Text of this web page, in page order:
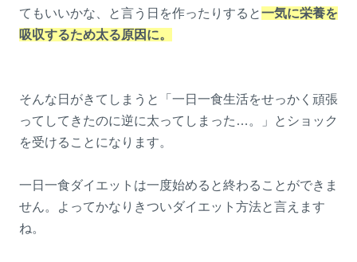
てもいいかな、と言う日を作ったりすると一気に栄養を
吸収するため太る原因に。
そんな日がきてしまうと「一日一食生活をせっかく頑張
ってしてきたのに逆に太ってしまった…。」とショック
を受けることになります。
一日一食ダイエットは一度始めると終わることができま
せん。よってかなりきついダイエット方法と言えます
ね。